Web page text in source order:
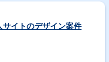
サイトのデザイン案件